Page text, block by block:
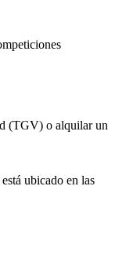
(TGV) o alquilar un
ubicado en las